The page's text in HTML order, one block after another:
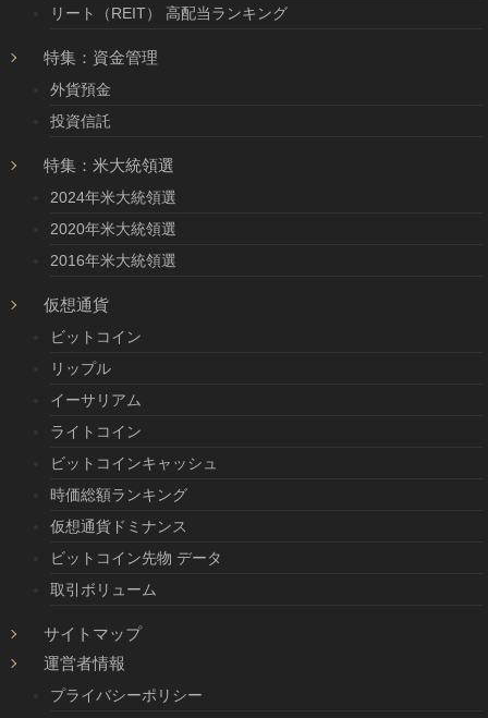
リート（REIT） 高配当ランキング
特集：資金管理
外貨預金
投資信託
特集：米大統領選
2024年米大統領選
2020年米大統領選
2016年米大統領選
仮想通貨
ビットコイン
リップル
イーサリアム
ライトコイン
ビットコインキャッシュ
時価総額ランキング
仮想通貨ドミナンス
ビットコイン先物 データ
取引ボリューム
サイトマップ
運営者情報
プライバシーポリシー